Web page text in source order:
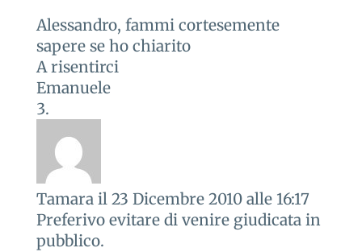
Alessandro, fammi cortesemente
sapere se ho chiarito
A risentirci
Emanuele
Tamara il 23 Dicembre 2010 alle 16:17
Preferivo evitare di venire giudicata in
pubblico.